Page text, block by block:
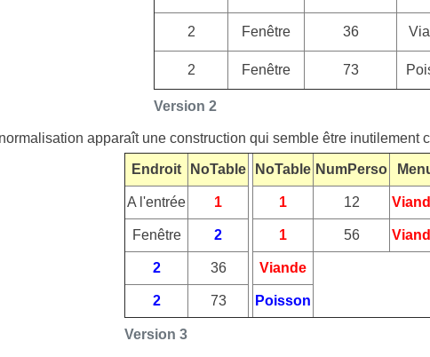
Version 2
2 Fenêtre 36
2 Fenêtre 73
apparaît une construction qui semble être inutilement
Version 3
Endroit NoTable NoTable NumPerso
A l'entrée 1 1 12
Fenêtre 2 1 56
2 36 Viande
2 73 Poisson